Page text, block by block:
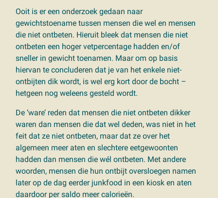
Ooit is er een onderzoek gedaan naar
gewichtstoename tussen mensen die wel en mensen
die niet ontbeten. Hieruit bleek dat mensen die niet
ontbeten een hoger vetpercentage hadden en/of
sneller in gewicht toenamen. Maar om op basis
hiervan te concluderen dat je van het enkele niet-
ontbijten dik wordt, is wel erg kort door de bocht –
hetgeen nog weleens gesteld wordt.
De ‘ware’ reden dat mensen die niet ontbeten dikker
waren dan mensen die dat wel deden, was niet in het
feit dat ze niet ontbeten, maar dat ze over het
algemeen meer aten en slechtere eetgewoonten
hadden dan mensen die wél ontbeten. Met andere
woorden, mensen die hun ontbijt oversloegen namen
later op de dag eerder junkfood in een kiosk en aten
daardoor per saldo meer calorieën.